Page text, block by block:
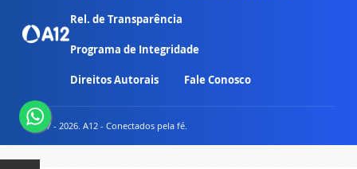
Rel. de Transparência
Programa de Integridade
Direitos Autorais Fale Conosco
© 2007 - 2026. A12 - Conectados pela fé.